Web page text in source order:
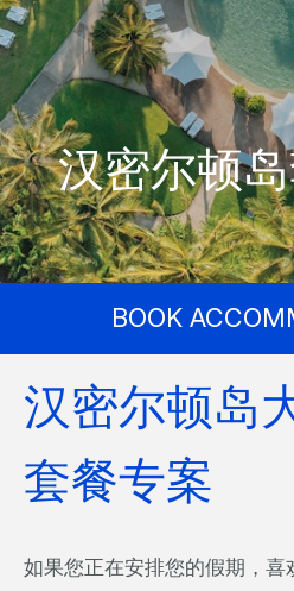
汉密尔顿
BOOK
汉密尔顿岛
套餐专案
如果您正在安排您的假期，